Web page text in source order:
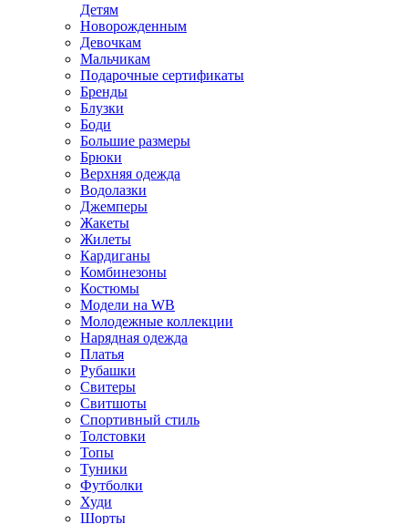
Детям
Новорожденным
Девочкам
Мальчикам
Подарочные сертификаты
Бренды
Блузки
Боди
Большие размеры
Брюки
Верхняя одежда
Водолазки
Джемперы
Жакеты
Жилеты
Кардиганы
Комбинезоны
Костюмы
Модели на WB
Молодежные коллекции
Нарядная одежда
Платья
Рубашки
Свитеры
Свитшоты
Спортивный стиль
Толстовки
Топы
Туники
Футболки
Худи
Шорты